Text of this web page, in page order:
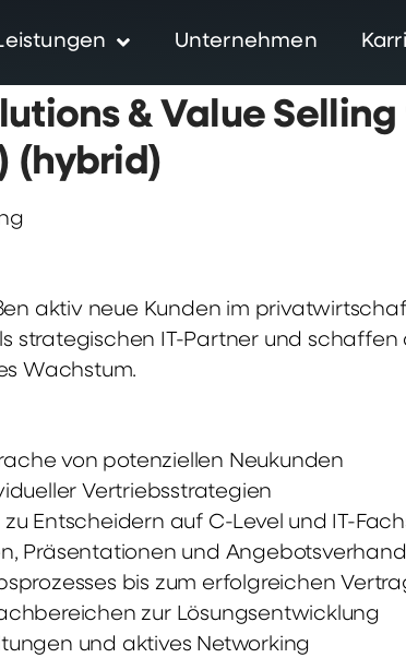
Unternehmen
& Value
(hybrid)
aktiv neue Kunden im
strategischen IT-Partner und
Wachstum.
von potenziellen Neukunden
Vertriebsstrategien
Entscheidern auf C-Level und IT-
Präsentationen und
bis zum erfolgreichen
zur Lösungsentwicklung
und aktives Networking